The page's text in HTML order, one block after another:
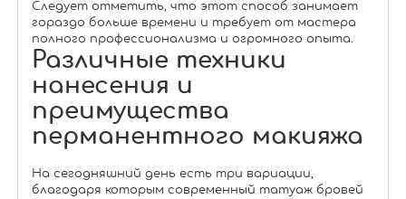
Следует отметить, что этот способ занимает
гораздо больше времени и требует от мастера
полного профессионализма и огромного опыта.
Различные техники
нанесения и
преимущества
перманентного макияжа
На сегодняшний день есть три вариации,
благодаря которым современный татуаж бровей